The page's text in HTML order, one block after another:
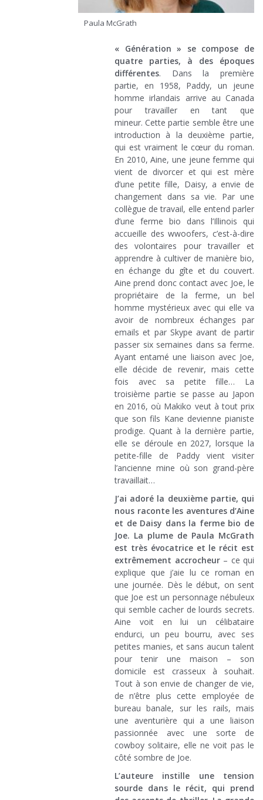
Paula McGrath
« Génération » se compose de
quatre parties, à des époques
différentes. Dans la première
partie, en 1958, Paddy, un jeune
homme irlandais arrive au Canada
pour travailler en tant que
mineur. Cette partie semble être une
introduction à la deuxième partie,
qui est vraiment le cœur du roman.
En 2010, Aine, une jeune femme qui
vient de divorcer et qui est mère
d’une petite fille, Daisy, a envie de
changement dans sa vie. Par une
collègue de travail, elle entend parler
d’une ferme bio dans l’Illinois qui
accueille des wwoofers, c’est-à-dire
des volontaires pour travailler et
apprendre à cultiver de manière bio,
en échange du gîte et du couvert.
Aine prend donc contact avec Joe, le
propriétaire de la ferme, un bel
homme mystérieux avec qui elle va
avoir de nombreux échanges par
emails et par Skype avant de partir
passer six semaines dans sa ferme.
Ayant entamé une liaison avec Joe,
elle décide de revenir, mais cette
fois avec sa petite fille… La
troisième partie se passe au Japon
en 2016, où Makiko veut à tout prix
que son fils Kane devienne pianiste
prodige. Quant à la dernière partie,
elle se déroule en 2027, lorsque la
petite-fille de Paddy vient visiter
l’ancienne mine où son grand-père
travaillait…
J’ai adoré la deuxième partie, qui
nous raconte les aventures d’Aine
et de Daisy dans la ferme bio de
Joe. La plume de Paula McGrath
est très évocatrice et le récit est
extrêmement accrocheur– ce qui
explique que j’aie lu ce roman en
une journée. Dès le début, on sent
que Joe est un personnage nébuleux
qui semble cacher de lourds secrets.
Aine voit en lui un célibataire
endurci, un peu bourru, avec ses
petites manies, et sans aucun talent
pour tenir une maison – son
domicile est crasseux à souhait.
Tout à son envie de changer de vie,
de n’être plus cette employée de
bureau banale, sur les rails, mais
une aventurière qui a une liaison
passionnée avec une sorte de
cowboy solitaire, elle ne voit pas le
côté sombre de Joe.
L’auteure instille une tension
sourde dans le récit, qui prend